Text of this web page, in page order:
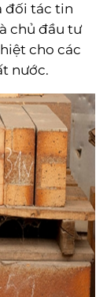
đối tác tin
chủ đầu tư
cho các
nước.